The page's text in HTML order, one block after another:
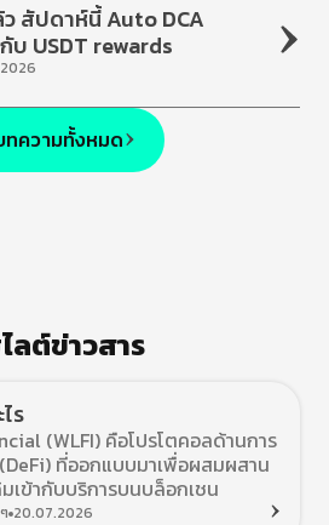
สัปดาห์นี้ Auto DCA
USDT rewards
ทความทั้งหมด
ลต์ข่าวสาร
ร
(WLFI) คือโปรโตคอลด้านการ
ที่ออกแบบมาเพื่อผสมผสาน
เข้ากับบริการบนบล็อกเชน
20.07.2026